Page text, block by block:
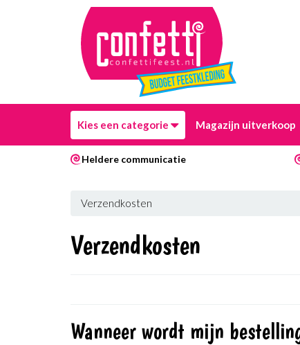
Kies een categorie Magazijn uitverkoop
Heldere communicatie
Verzendkosten
Verzendkosten
Wanneer wordt mijn